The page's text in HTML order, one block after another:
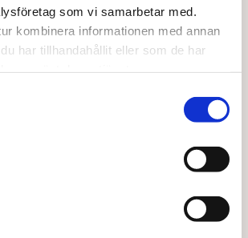
som vi samarbetar med.
kombinera informationen med annan
har tillhandahållit eller som de har
g Ärtprotein EKO 500 g